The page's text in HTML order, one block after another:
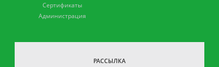
Сертификаты
Администрация
РАССЫЛКА